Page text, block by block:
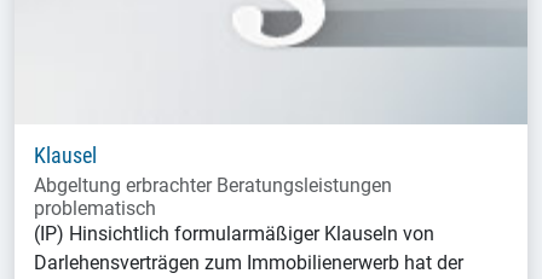
Klausel
Abgeltung erbrachter Beratungsleistungen
problematisch
(IP) Hinsichtlich formularmäßiger Klauseln von
Darlehensverträgen zum Immobilienerwerb hat der